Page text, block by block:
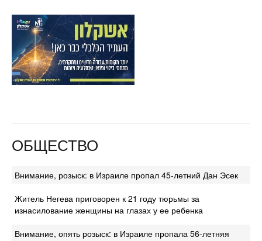
ОБЩЕСТВО
Внимание, розыск: в Израиле пропал 45-летний Дан Эсек
Житель Негева приговорен к 21 году тюрьмы за
изнасилование женщины на глазах у ее ребенка
Внимание, опять розыск: в Израиле пропала 56-летняя